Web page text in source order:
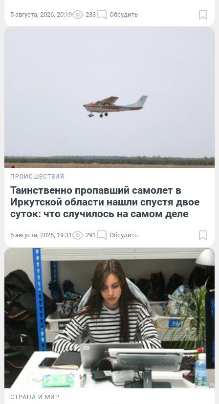
5 августа, 2026, 20:19 233 Обсудить
ПРОИСШЕСТВИЯ
Таинственно пропавший самолет в
Иркутской области нашли спустя двое
суток: что случилось на самом деле
5 августа, 2026, 19:31 291 Обсудить
СТРАНА И МИР